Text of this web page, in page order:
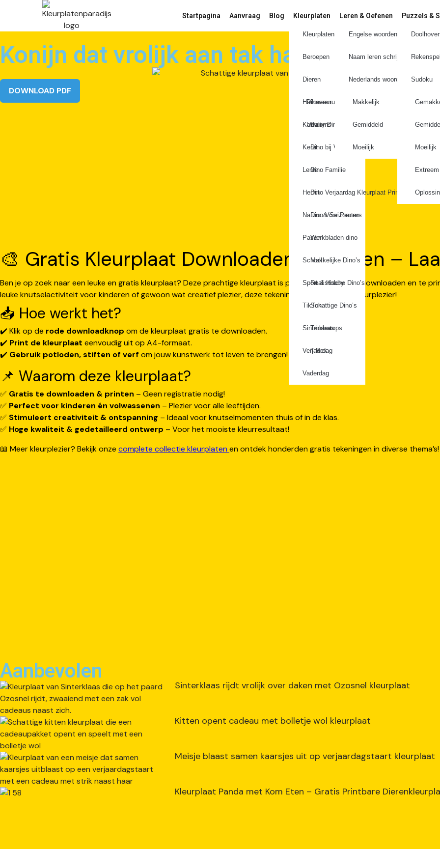
Startpagina Aanvraag Blog Kleurplaten
Kleurplaten wedstrijd
Beroepen
Dieren
Dinosaurus
Baby Dino’s
Dino bij Vulkaan
Dino Familie
Dino Verjaardag Kleurplaat Printen
Dino Voor Peuters
Werkbladen dino
Makkelijke Dino’s
Realistische Dino’s
Schattige Dino’s
Triceratops
T-Rex
Unicorns
Halloween
Kawaii
Kerst
Lente
Herfst
Natuur & Seizoenen
Pasen
School
Sport & Hobby
TikTok
Sinterklaas
Verjaardag
Vaderdag
Leren & Oefenen
Engelse woorden Leren
Naam leren schrijven
Nederlands woorden Leren
Makkelijk
Gemiddeld
Moeilijk
Puzzels &
Sudoku
Moeilijk
Extreem
Konijn dat vrolijk aan tak hangt
DOWNLOAD PDF
🎨 Gratis Kleurplaat Downloaden & Printen –
Ben je op zoek naar een leuke en gratis kleurplaat? Deze prachtige kleurplaat is perfect om direct te downloaden en te
leuke knutselactiviteit voor kinderen of gewoon wat creatief plezier, deze tekening biedt eindeloos kleurplezier!
📥 Hoe werkt het?
✔️ Klik op de rode downloadknop om de kleurplaat gratis te downloaden.
✔️ Print de kleurplaat eenvoudig uit op A4-formaat.
✔️ Gebruik potloden, stiften of verf om jouw kunstwerk tot leven te brengen!
📌 Waarom deze kleurplaat?
✅ Gratis te downloaden & printen – Geen registratie nodig!
✅ Perfect voor kinderen én volwassenen – Plezier voor alle leeftijden.
✅ Stimuleert creativiteit & ontspanning – Ideaal voor knutselmomenten thuis of in de klas.
✅ Hoge kwaliteit & gedetailleerd ontwerp – Voor het mooiste kleurresultaat!
📖 Meer kleurplezier? Bekijk onze complete collectie kleurplatenen ontdek honderden gratis tekeningen in diverse thema’s!
Aanbevolen
Sinterklaas rijdt vrolijk over daken met Ozosnel kleurplaat
Kitten opent cadeau met bolletje wol kleurplaat
Meisje blaast samen kaarsjes uit op verjaardagstaart kleurplaat
Kleurplaat Panda met Kom Eten – Gratis Printbare